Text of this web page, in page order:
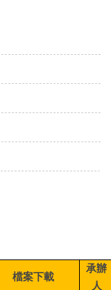
檔案下載
承辦
人